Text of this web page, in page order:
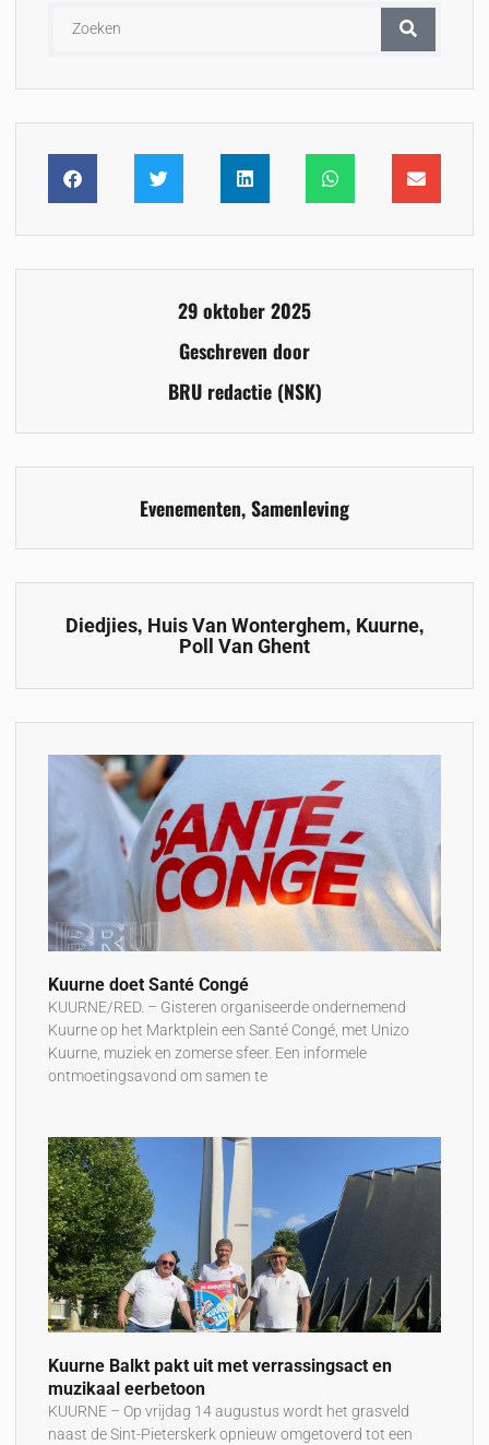
29 oktober 2025
Geschreven door
BRU redactie (NSK)
Evenementen,Samenleving
Diedjies, Huis Van Wonterghem, Kuurne,
Poll Van Ghent
Kuurne doet Santé Congé
KUURNE/RED. – Gisteren organiseerde ondernemend
Kuurne op het Marktplein een Santé Congé, met Unizo
Kuurne, muziek en zomerse sfeer. Een informele
ontmoetingsavond om samen te
Kuurne Balkt pakt uit met verrassingsact en
muzikaal eerbetoon
KUURNE – Op vrijdag 14 augustus wordt het grasveld
naast de Sint-Pieterskerk opnieuw omgetoverd tot een